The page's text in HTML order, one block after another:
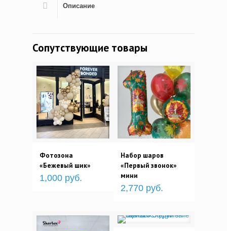
Описание
Сопутствующие товары
Фотозона
«Бежевый шик»
1,000 руб.
Набор шаров
«Первый звонок»
мини
2,770 руб.